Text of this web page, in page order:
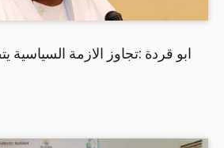
ابو قردة :تجاوز الازمة